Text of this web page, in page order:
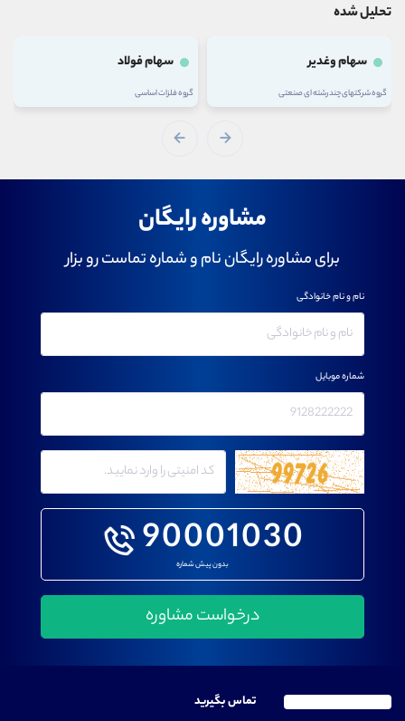
تحلیل شده
سهام وغدیر
گروه شرکتهای چند رشته ای صنعتی
سهام فولاد
گروه فلزات اساسی
مشاوره رایگان
برای مشاوره رایگان نام و شماره تماست رو بزار
90001030
بدون پیش شماره
نام و نام خانوادگی
شماره موبایل
تماس بگیرید